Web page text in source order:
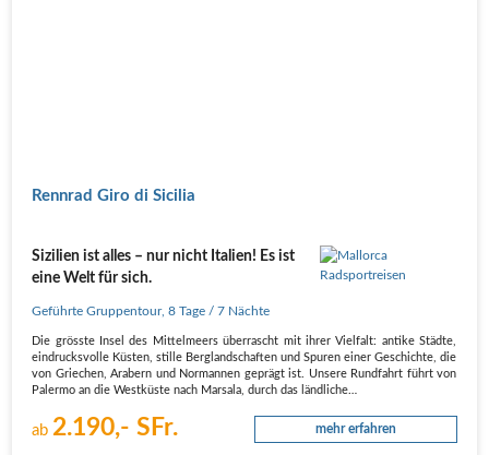
Rennrad Giro di Sicilia
Sizilien ist alles – nur nicht Italien! Es ist
eine Welt für sich.
Geführte Gruppentour,8 Tage / 7 Nächte
Die grösste Insel des Mittelmeers überrascht mit ihrer Vielfalt: antike Städte,
eindrucksvolle Küsten, stille Berglandschaften und Spuren einer Geschichte, die
von Griechen, Arabern und Normannen geprägt ist. Unsere Rundfahrt führt von
Palermo an die Westküste nach Marsala, durch das ländliche…
ab2.190,- SFr. mehr erfahren